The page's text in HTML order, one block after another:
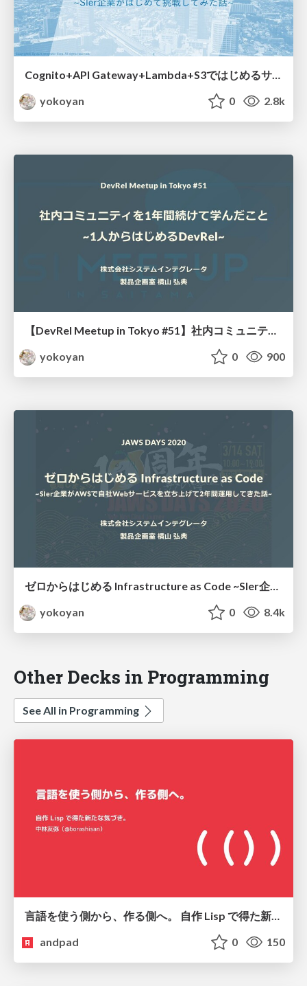
yokoyan
0 2.8k
【DevRel Meetup in Tokyo #51】社内コミュニティを1年間続けて学んだこと~1人からはじめるDevRel~ / DevRel starting with one person
yokoyan
0 900
ゼロからはじめる Infrastructure as Code ~SIer企業がAWSで⾃社Webサービスを⽴ち上げて2年間運⽤してきた話~ / Infrastructure as code starting from scratch
yokoyan
0 8.4k
Other Decks in Programming
See All in Programming
言語を使う側から、作る側へ。 自作 Lisp で得た新たな気づき。
andpad
0 150